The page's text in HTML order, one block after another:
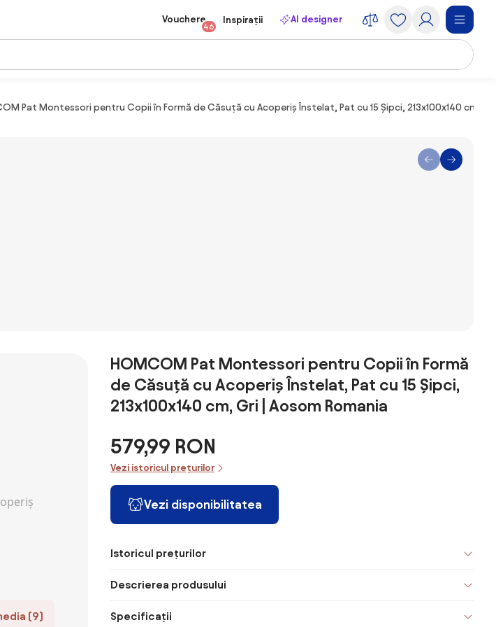
Vouchere
46
Inspirații AI designer
Pat Montessori pentru Copii în Formă de Căsuță cu Acoperiș Înstelat, Pat cu 15 Șipci, 213x100x140 cm,
(9)
HOMCOM Pat Montessori pentru Copii în Formă
de Căsuță cu Acoperiș Înstelat, Pat cu 15 Șipci,
213x100x140 cm, Gri | Aosom Romania
579,99 RON
Vezi istoricul prețurilor
Vezi disponibilitatea
Istoricul prețurilor
Descrierea produsului
Specificații